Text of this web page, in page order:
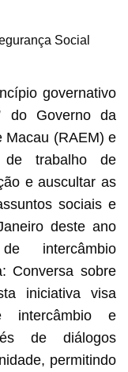
Social
governativo
do Governo da
Macau (RAEM) e
de trabalho de
e auscultar as
sociais e
deste ano
intercâmbio
Conversa sobre
iniciativa visa
intercâmbio e
de diálogos
permitindo